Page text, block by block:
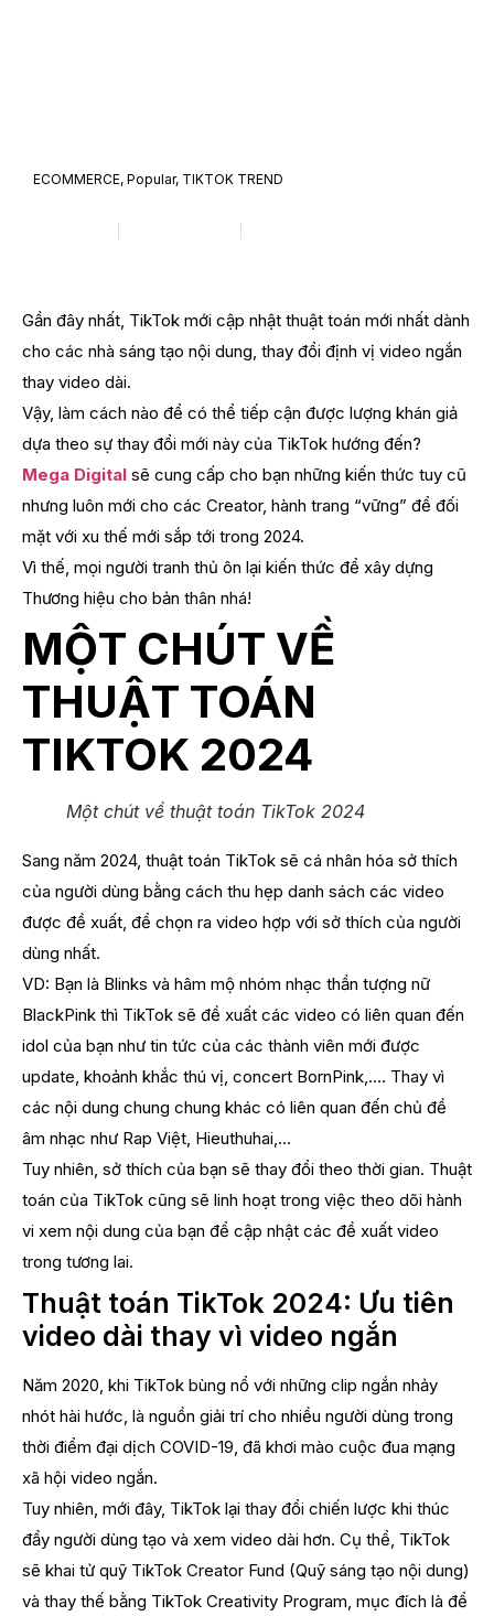
ECOMMERCE, Popular, TIKTOK TREND
Gần đây nhất, TikTok mới cập nhật thuật toán mới nhất dành
cho các nhà sáng tạo nội dung, thay đổi định vị video ngắn
thay video dài.
Vậy, làm cách nào để có thể tiếp cận được lượng khán giả
dựa theo sự thay đổi mới này của TikTok hướng đến?
Mega Digital sẽ cung cấp cho bạn những kiến thức tuy cũ
nhưng luôn mới cho các Creator, hành trang “vững” để đối
mặt với xu thế mới sắp tới trong 2024.
Vì thế, mọi người tranh thủ ôn lại kiến thức để xây dựng
Thương hiệu cho bản thân nhá!
MỘT CHÚT VỀ
THUẬT TOÁN
TIKTOK 2024
Một chút về thuật toán TikTok 2024
Sang năm 2024, thuật toán TikTok sẽ cá nhân hóa sở thích
của người dùng bằng cách thu hẹp danh sách các video
được đề xuất, để chọn ra video hợp với sở thích của người
dùng nhất.
VD: Bạn là Blinks và hâm mộ nhóm nhạc thần tượng nữ
BlackPink thì TikTok sẽ đề xuất các video có liên quan đến
idol của bạn như tin tức của các thành viên mới được
update, khoảnh khắc thú vị, concert BornPink,…. Thay vì
các nội dung chung chung khác có liên quan đến chủ đề
âm nhạc như Rap Việt, Hieuthuhai,…
Tuy nhiên, sở thích của bạn sẽ thay đổi theo thời gian. Thuật
toán của TikTok cũng sẽ linh hoạt trong việc theo dõi hành
vi xem nội dung của bạn để cập nhật các đề xuất video
trong tương lai.
Thuật toán TikTok 2024: Ưu tiên
video dài thay vì video ngắn
Năm 2020, khi TikTok bùng nổ với những clip ngắn nhảy
nhót hài hước, là nguồn giải trí cho nhiều người dùng trong
thời điểm đại dịch COVID-19, đã khơi mào cuộc đua mạng
xã hội video ngắn.
Tuy nhiên, mới đây, TikTok lại thay đổi chiến lược khi thúc
đẩy người dùng tạo và xem video dài hơn. Cụ thể, TikTok
sẽ khai tử quỹ TikTok Creator Fund (Quỹ sáng tạo nội dung)
và thay thế bằng TikTok Creativity Program, mục đích là để